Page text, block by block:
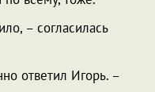
– согласилась
ответил Игорь. –